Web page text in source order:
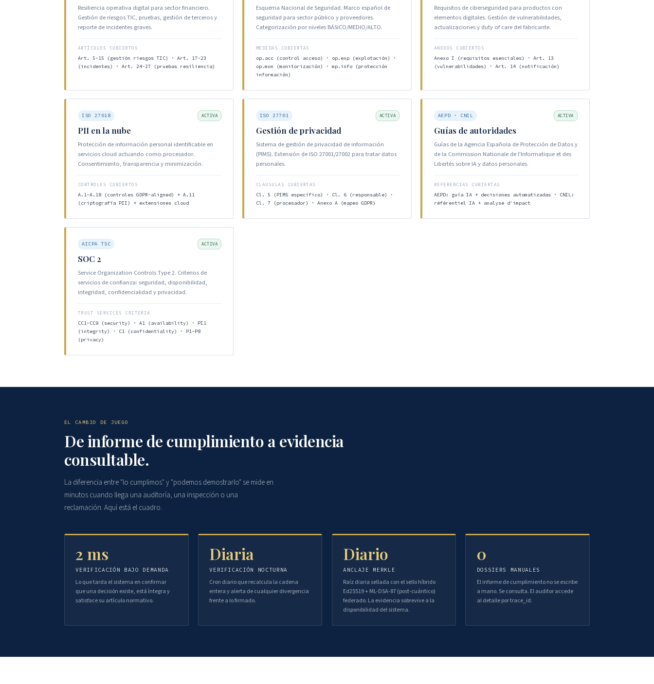
Resiliencia operativa digital para sector financiero.
Gestión de riesgos TIC, pruebas, gestión de terceros y
reporte de incidentes graves.
ARTÍCULOS CUBIERTOS
Art. 5-15 (gestión riesgos TIC) · Art. 17-23
(incidentes) · Art. 24-27 (pruebas resiliencia)
Esquema Nacional de Seguridad. Marco español de
seguridad para sector público y proveedores.
Categorización por niveles BÁSICO/MEDIO/ALTO.
MEDIDAS CUBIERTAS
op.acc (control acceso) · op.exp (explotación) ·
op.mon (monitorización) · mp.info (protección
información)
Requisitos de ciberseguridad para productos con
elementos digitales. Gestión de vulnerabilidades,
actualizaciones y duty of care del fabricante.
ANEXOS CUBIERTOS
Anexo I (requisitos esenciales) · Art. 13
(vulnerabilidades) · Art. 14 (notificación)
ISO 27018 ACTIVA
PII en la nube
Protección de información personal identificable en
servicios cloud actuando como procesador.
Consentimiento, transparencia y minimización.
CONTROLES CUBIERTOS
A.1-A.18 (controles GDPR-aligned) + A.11
(criptografía PII) + extensiones cloud
ISO 27701 ACTIVA
Gestión de privacidad
Sistema de gestión de privacidad de información
(PIMS). Extensión de ISO 27001/27002 para tratar datos
personales.
CLÁUSULAS CUBIERTAS
Cl. 5 (PIMS específico) · Cl. 6 (responsable) ·
Cl. 7 (procesador) · Anexo A (mapeo GDPR)
AEPD · CNIL ACTIVA
Guías de autoridades
Guías de la Agencia Española de Protección de Datos y
de la Commission Nationale de l'Informatique et des
Libertés sobre IA y datos personales.
REFERENCIAS CUBIERTAS
AEPD: guía IA + decisiones automatizadas · CNIL:
référentiel IA + analyse d'impact
AICPA TSC ACTIVA
SOC 2
Service Organization Controls Type 2. Criterios de
servicios de confianza: seguridad, disponibilidad,
integridad, confidencialidad y privacidad.
TRUST SERVICES CRITERIA
CC1-CC9 (security) · A1 (availability) · PI1
(integrity) · C1 (confidentiality) · P1-P8
(privacy)
EL CAMBIO DE JUEGO
De informe de cumplimiento a evidencia
consultable.
La diferencia entre "lo cumplimos" y "podemos demostrarlo" se mide en
minutos cuando llega una auditoría, una inspección o una
reclamación. Aquí está el cuadro.
2 ms
VERIFICACIÓN BAJO DEMANDA
Lo que tarda el sistema en confirmar
que una decisión existe, está íntegra y
satisface su artículo normativo.
Diaria
VERIFICACIÓN NOCTURNA
Cron diario que recalcula la cadena
entera y alerta de cualquier divergencia
frente a lo firmado.
Diario
ANCLAJE MERKLE
Raíz diaria sellada con el sello híbrido
Ed25519 + ML-DSA-87 (post-cuántico)
federado. La evidencia sobrevive a la
disponibilidad del sistema.
0
DOSSIERS MANUALES
El informe de cumplimiento no se escribe
a mano. Se consulta. El auditor accede
al detalle por trace_id.